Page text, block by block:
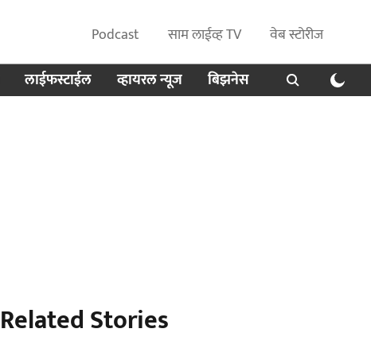
Podcast साम लाईव्ह TV
वेब स्टोरीज
लाईफस्टाईल व्हायरल न्यूज बिझनेस
Related Stories